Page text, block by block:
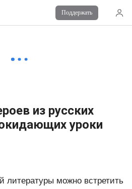
Поддержать
из русских
уроки
литературы можно встретить